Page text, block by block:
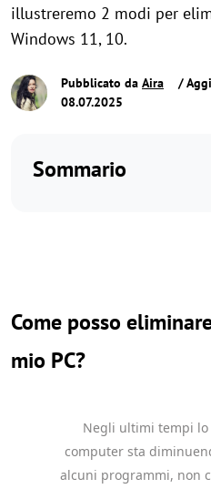
illustreremo 2 modi per
Windows 11, 10.
Pubblicato da Aira
/
08.07.2025
Sommario
Come posso
mio PC?
Negli ultimi tempi lo
computer sta
alcuni programmi, non